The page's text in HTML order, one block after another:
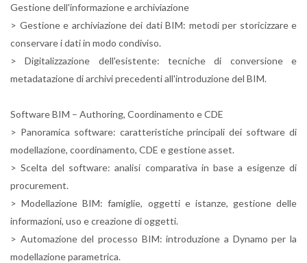
Gestione dell'informazione e archiviazione
> Gestione e archiviazione dei dati BIM: metodi per storicizzare e
conservare i dati in modo condiviso.
> Digitalizzazione dell'esistente: tecniche di conversione e
metadatazione di archivi precedenti all'introduzione del BIM.
Software BIM – Authoring, Coordinamento e CDE
> Panoramica software: caratteristiche principali dei software di
modellazione, coordinamento, CDE e gestione asset.
> Scelta del software: analisi comparativa in base a esigenze di
procurement.
> Modellazione BIM: famiglie, oggetti e istanze, gestione delle
informazioni, uso e creazione di oggetti.
> Automazione del processo BIM: introduzione a Dynamo per la
modellazione parametrica.